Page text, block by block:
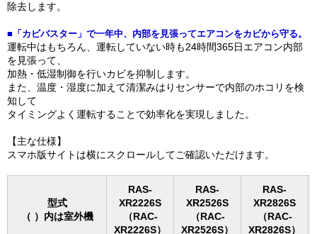
除去します。
■「カビバスター」で一年中、内部を見張ってエアコンをカビから守る。
運転中はもちろん、運転していない時も24時間365日エアコン内部
を見張って、
加熱・低湿制御を行いカビを抑制します。
また、温度・湿度に加えて清潔みはりセンサーで内部のホコリを検
知して
タイミングよく運転することで効率化を実現しました。
【主な仕様】
スマホ版サイトは横にスクロールしてご確認いただけます。
型式
（ ）内は室外機
RAS-
XR2226S
（RAC-
XR2226S）
RAS-
XR2526S
（RAC-
XR2526S）
RAS-
XR2826S
（RAC-
XR2826S）